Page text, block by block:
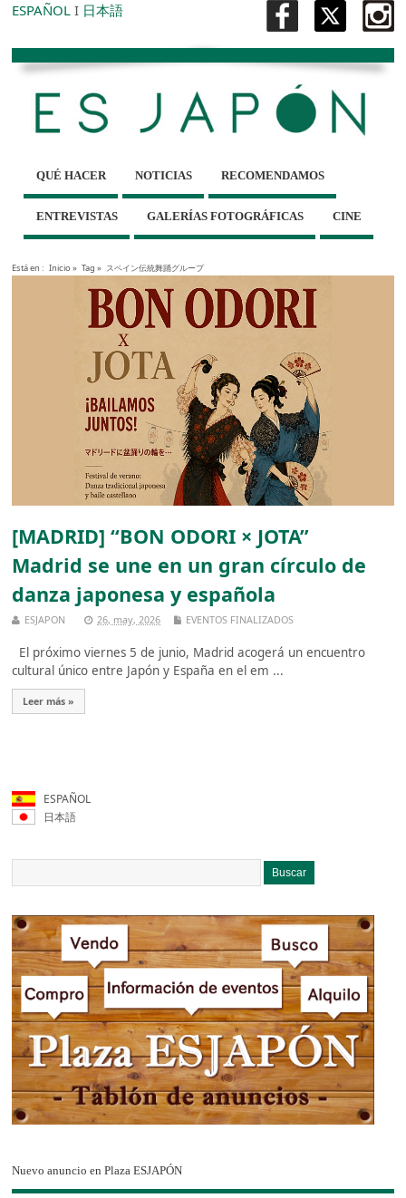
ESPAÑOL I 日本語
QUÉ HACER NOTICIAS RECOMENDAMOS
ENTREVISTAS GALERÍAS FOTOGRÁFICAS CINE
Está en : Inicio» Tag » スペイン伝統舞踊グループ
[MADRID] “BON ODORI × JOTA”
Madrid se une en un gran círculo de
danza japonesa y española
ESJAPON 26, may, 2026 EVENTOS FINALIZADOS
El próximo viernes 5 de junio, Madrid acogerá un encuentro
cultural único entre Japón y España en el em ...
Leer más »
ESPAÑOL
日本語
Nuevo anuncio en Plaza ESJAPÓN